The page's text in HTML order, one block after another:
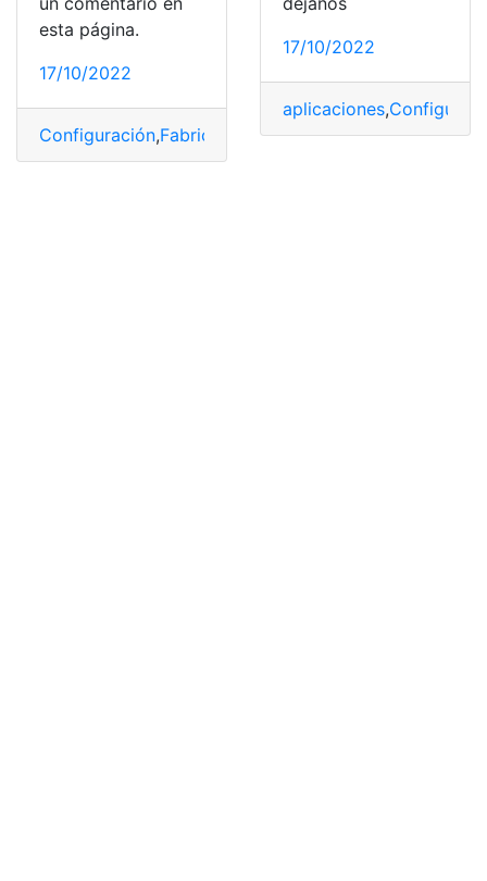
esta página.
17/10/2022
Configuración,Fabricantes Soporte,Tecnología,
17/10/2022
aplicaciones,